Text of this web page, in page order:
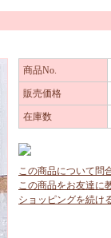
商品No.
販売価格
在庫数
この商品について問
この商品をお友達に
ショッピングを続け